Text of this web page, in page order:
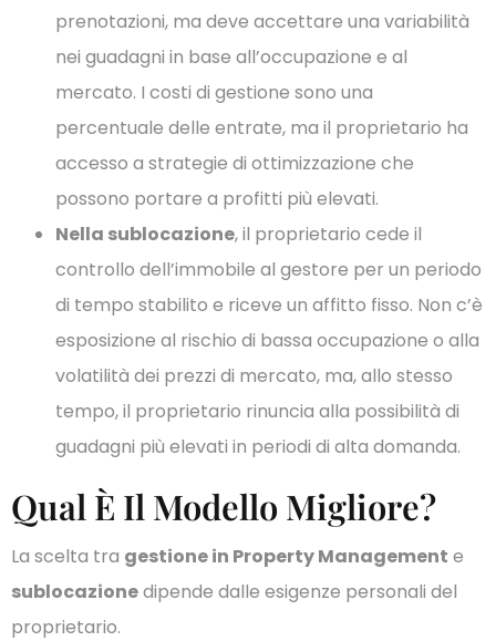
prenotazioni, ma deve accettare una variabilità
nei guadagni in base all’occupazione e al
mercato. I costi di gestione sono una
percentuale delle entrate, ma il proprietario ha
accesso a strategie di ottimizzazione che
possono portare a profitti più elevati.
Nella sublocazione, il proprietario cede il
controllo dell’immobile al gestore per un periodo
di tempo stabilito e riceve un affitto fisso. Non c’è
esposizione al rischio di bassa occupazione o alla
volatilità dei prezzi di mercato, ma, allo stesso
tempo, il proprietario rinuncia alla possibilità di
guadagni più elevati in periodi di alta domanda.
Qual È Il Modello Migliore?
La scelta tra gestione in Property Management e
sublocazionedipende dalle esigenze personali del
proprietario.